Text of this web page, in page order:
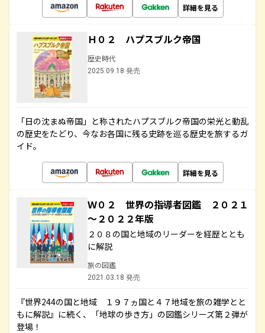
詳細を見る
Ｈ０２ ハプスブルク帝国
歴史時代
2025.09.18 発売
「日の沈まぬ帝国」と称されたハプスブルク帝国の栄光と動乱
の歴史をたどり、今なお各国に残る史跡を巡る歴史を旅するガ
イド。
詳細を見る
Ｗ０２ 世界の指導者図鑑 ２０２１
～２０２２年版
２０８の国と地域のリーダーを経歴ととも
に解説
旅の図鑑
2021.03.18 発売
『世界244の国と地域 １９７ヵ国と４７地域を旅の雑学とと
もに解説』に続く、「地球の歩き方」の図鑑シリーズ第２弾が
登場！